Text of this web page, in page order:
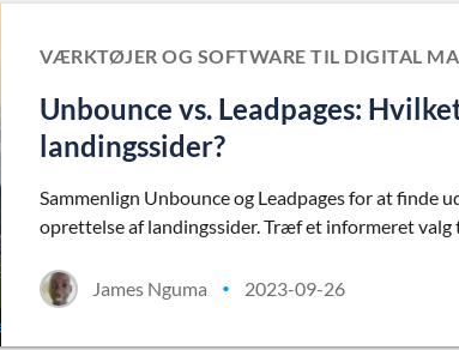
VÆRKTØJER OG SOFTWARE TIL DIGITAL
Unbounce vs. Leadpages:
landingssider?
Sammenlign Unbounce og Leadpages for at finde
oprettelse af landingssider. Træf et informeret
James Nguma • 2023-09-26